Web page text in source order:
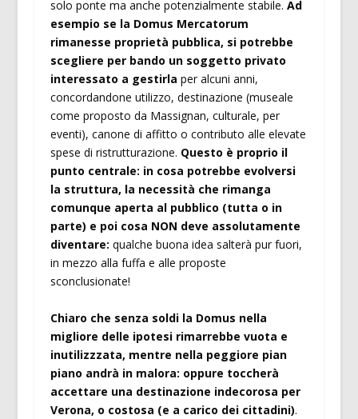
solo ponte ma anche potenzialmente stabile. Ad
esempio se la Domus Mercatorum
rimanesse proprietà pubblica, si potrebbe
scegliere per bando un soggetto privato
interessato a gestirla per alcuni anni,
concordandone utilizzo, destinazione (museale
come proposto da Massignan, culturale, per
eventi), canone di affitto o contributo alle elevate
spese di ristrutturazione. Questo è proprio il
punto centrale: in cosa potrebbe evolversi
la struttura, la necessità che rimanga
comunque aperta al pubblico (tutta o in
parte) e poi cosa NON deve assolutamente
diventare: qualche buona idea salterà pur fuori,
in mezzo alla fuffa e alle proposte
sconclusionate!
Chiaro che senza soldi la Domus nella
migliore delle ipotesi rimarrebbe vuota e
inutilizzzata, mentre nella peggiore pian
piano andrà in malora: oppure toccherà
accettare una destinazione indecorosa per
Verona, o costosa (e a carico dei cittadini).